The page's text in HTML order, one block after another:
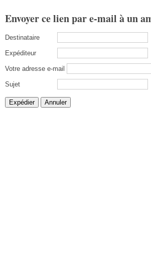
Envoyer ce lien par e-mail à un
Destinataire
Expéditeur
Votre adresse e-mail
Sujet
Expédier Annuler